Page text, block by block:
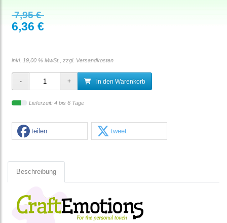
7,95 €
6,36 €
inkl. 19,00 % MwSt., zzgl. Versandkosten
in den Warenkorb
Lieferzeit: 4 bis 6 Tage
teilen tweet
Beschreibung